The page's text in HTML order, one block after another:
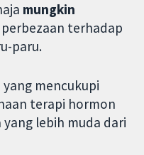
mungkin
terhadap
paru.
mencukupi
terapi hormon
lebih muda dari